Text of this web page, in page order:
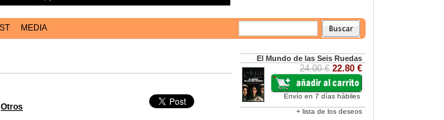
MEDIA
Otros
El Mundo de las Seis Ruedas
24.00 € 22.80 €
Envío en 7 días hábiles
+ lista de los deseos